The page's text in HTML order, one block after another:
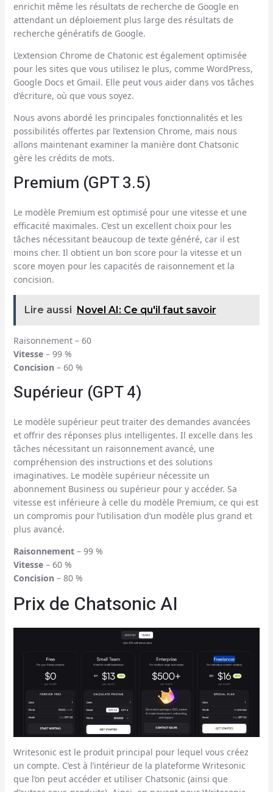
enrichit même les résultats de recherche de Google en
attendant un déploiement plus large des résultats de
recherche génératifs de Google.
L’extension Chrome de Chatonic est également optimisée
pour les sites que vous utilisez le plus, comme WordPress,
Google Docs et Gmail. Elle peut vous aider dans vos tâches
d’écriture, où que vous soyez.
Nous avons abordé les principales fonctionnalités et les
possibilités offertes par l’extension Chrome, mais nous
allons maintenant examiner la manière dont Chatsonic
gère les crédits de mots.
Premium (GPT 3.5)
Le modèle Premium est optimisé pour une vitesse et une
efficacité maximales. C’est un excellent choix pour les
tâches nécessitant beaucoup de texte généré, car il est
moins cher. Il obtient un bon score pour la vitesse et un
score moyen pour les capacités de raisonnement et la
concision.
Lire aussi Novel AI: Ce qu'il faut savoir
Raisonnement – 60
Vitesse– 99 %
Concision – 60 %
Supérieur (GPT 4)
Le modèle supérieur peut traiter des demandes avancées
et offrir des réponses plus intelligentes. Il excelle dans les
tâches nécessitant un raisonnement avancé, une
compréhension des instructions et des solutions
imaginatives. Le modèle supérieur nécessite un
abonnement Business ou supérieur pour y accéder. Sa
vitesse est inférieure à celle du modèle Premium, ce qui est
un compromis pour l’utilisation d’un modèle plus grand et
plus avancé.
Raisonnement– 99 %
Vitesse– 60 %
Concision – 80 %
Prix de Chatsonic AI
Writesonic est le produit principal pour lequel vous créez
un compte. C’est à l’intérieur de la plateforme Writesonic
que l’on peut accéder et utiliser Chatsonic (ainsi que